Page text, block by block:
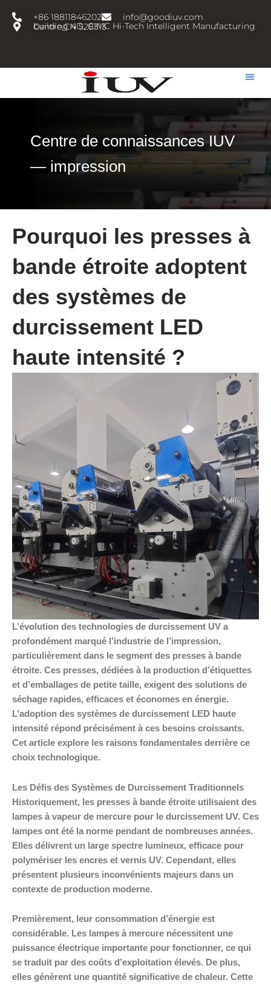
+86 18811846202
info@goodiuv.com
building 4D, CIMC Hi-Tech Intelligent Manufacturing Centre,CN 528313
Centre de connaissances IUV
— impression
Pourquoi les presses à
bande étroite adoptent
des systèmes de
durcissement LED
haute intensité ?
L’évolution des technologies de durcissement UV a
profondément marqué l’industrie de l’impression,
particulièrement dans le segment des presses à bande
étroite. Ces presses, dédiées à la production d’étiquettes
et d’emballages de petite taille, exigent des solutions de
séchage rapides, efficaces et économes en énergie.
L’adoption des systèmes de durcissement LED haute
intensité répond précisément à ces besoins croissants.
Cet article explore les raisons fondamentales derrière ce
choix technologique.
Les Défis des Systèmes de Durcissement Traditionnels
Historiquement, les presses à bande étroite utilisaient des
lampes à vapeur de mercure pour le durcissement UV. Ces
lampes ont été la norme pendant de nombreuses années.
Elles délivrent un large spectre lumineux, efficace pour
polymériser les encres et vernis UV. Cependant, elles
présentent plusieurs inconvénients majeurs dans un
contexte de production moderne.
Premièrement, leur consommation d’énergie est
considérable. Les lampes à mercure nécessitent une
puissance électrique importante pour fonctionner, ce qui
se traduit par des coûts d’exploitation élevés. De plus,
elles génèrent une quantité significative de chaleur. Cette